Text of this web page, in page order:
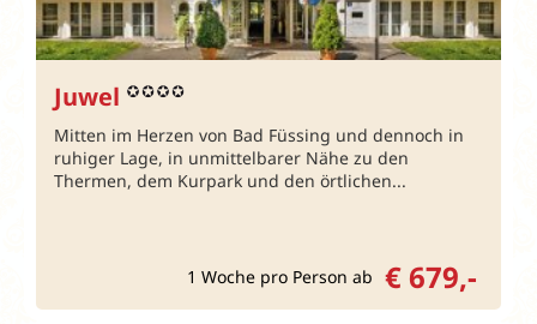
Juwel
Mitten im Herzen von Bad Füssing und dennoch in
ruhiger Lage, in unmittelbarer Nähe zu den
Thermen, dem Kurpark und den örtlichen...
1 Woche pro Person ab € 679,-